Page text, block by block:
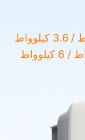
2.5 كيلوواط / 3 كيلوواط / 3.3 كيلوواط / 3.6 كيلوواط